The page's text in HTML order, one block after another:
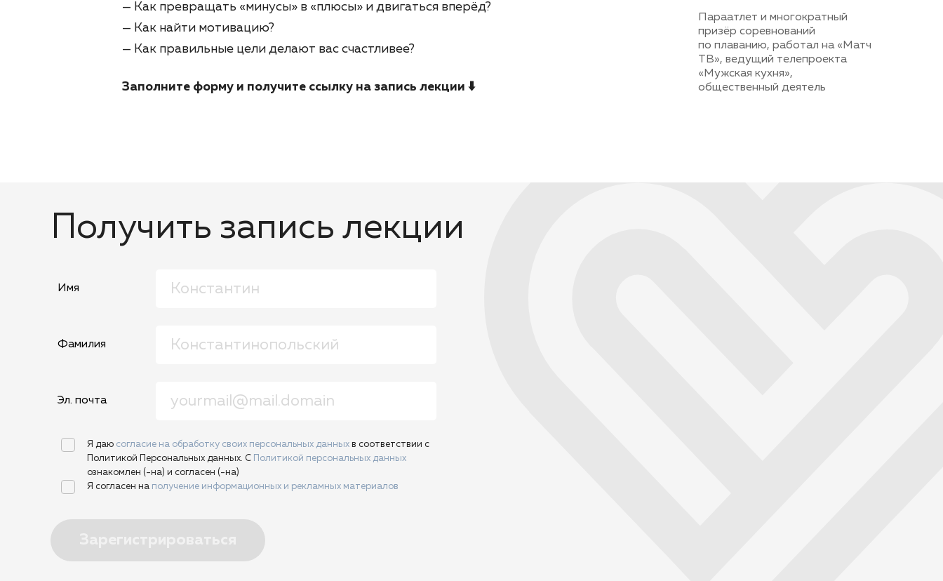
— Как превращать «минусы» в «плюсы» и двигаться вперёд?
— Как найти мотивацию?
— Как правильные цели делают вас счастливее?
Заполните форму и получите ссылку на запись лекции ⬇️
Параатлет и многократный
призёр соревнований
по плаванию, работал на «Матч
ТВ», ведущий телепроекта
«Мужская кухня»,
общественный деятель
Получить запись лекции
Имя
Фамилия
Эл. почта
Я даю согласие на обработку своих персональных данных в соответствии с
Политикой Персональных данных. С
Политикой персональных данных
ознакомлен (-на) и согласен (-на)
Я согласен на получение информационных и рекламных материалов